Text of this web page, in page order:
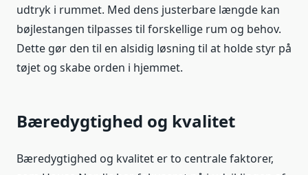
udtryk i rummet. Med dens justerbare længde kan
bøjlestangen tilpasses til forskellige rum og behov.
Dette gør den til en alsidig løsning til at holde styr på
tøjet og skabe orden i hjemmet.
Bæredygtighed og kvalitet
Bæredygtighed og kvalitet er to centrale faktorer,